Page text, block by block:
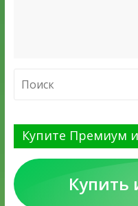
Купите Премиум
Купить